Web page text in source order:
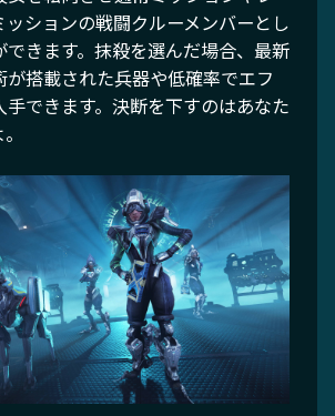
ッションの戦闘クルーメンバーとし
できます。抹殺を選んだ場合、最新
が搭載された兵器や低確率でエフ
手できます。決断を下すのはあなた